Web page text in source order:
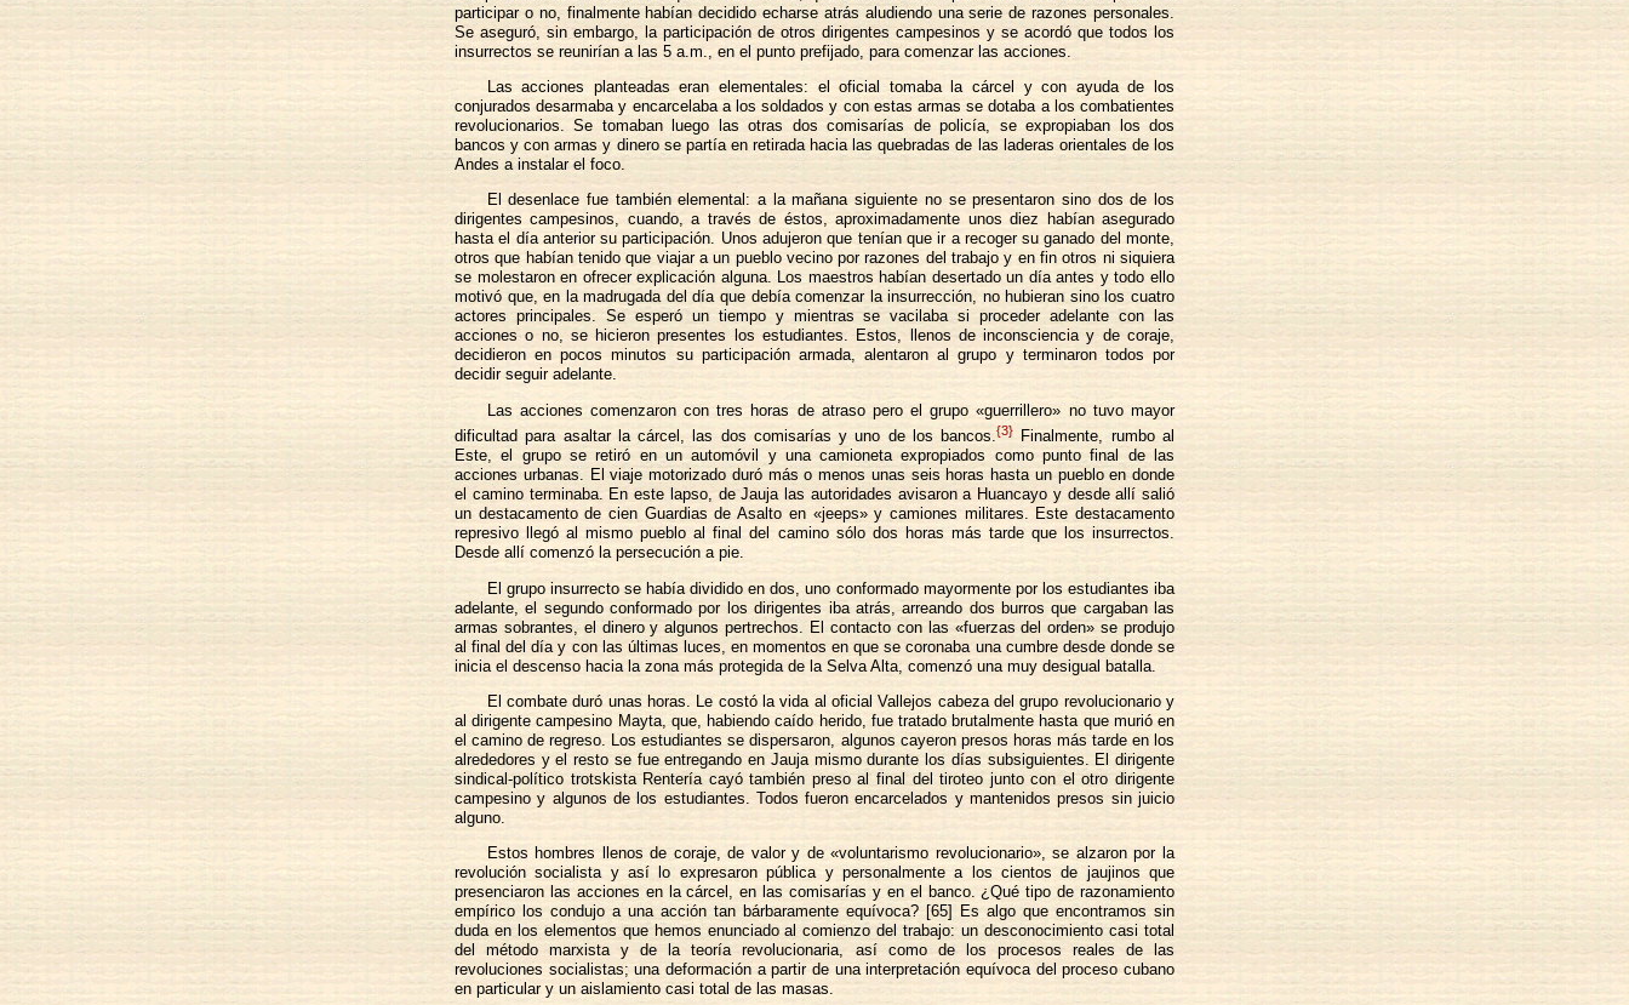
participar o no, finalmente habían decidido echarse atrás aludiendo una serie de razones personales.
Se aseguró, sin embargo, la participación de otros dirigentes campesinos y se acordó que todos los
insurrectos se reunirían a las 5 a.m., en el punto prefijado, para comenzar las acciones.
Las acciones planteadas eran elementales: el oficial tomaba la cárcel y con ayuda de los
conjurados desarmaba y encarcelaba a los soldados y con estas armas se dotaba a los combatientes
revolucionarios. Se tomaban luego las otras dos comisarías de policía, se expropiaban los dos
bancos y con armas y dinero se partía en retirada hacia las quebradas de las laderas orientales de los
Andes a instalar el foco.
El desenlace fue también elemental: a la mañana siguiente no se presentaron sino dos de los
dirigentes campesinos, cuando, a través de éstos, aproximadamente unos diez habían asegurado
hasta el día anterior su participación. Unos adujeron que tenían que ir a recoger su ganado del monte,
otros que habían tenido que viajar a un pueblo vecino por razones del trabajo y en fin otros ni siquiera
se molestaron en ofrecer explicación alguna. Los maestros habían desertado un día antes y todo ello
motivó que, en la madrugada del día que debía comenzar la insurrección, no hubieran sino los cuatro
actores principales. Se esperó un tiempo y mientras se vacilaba si proceder adelante con las
acciones o no, se hicieron presentes los estudiantes. Estos, llenos de inconsciencia y de coraje,
decidieron en pocos minutos su participación armada, alentaron al grupo y terminaron todos por
decidir seguir adelante.
Las acciones comenzaron con tres horas de atraso pero el grupo «guerrillero» no tuvo mayor
dificultad para asaltar la cárcel, las dos comisarías y uno de los bancos.{3}
Finalmente, rumbo al
Este, el grupo se retiró en un automóvil y una camioneta expropiados como punto final de las
acciones urbanas. El viaje motorizado duró más o menos unas seis horas hasta un pueblo en donde
el camino terminaba. En este lapso, de Jauja las autoridades avisaron a Huancayo y desde allí salió
un destacamento de cien Guardias de Asalto en «jeeps» y camiones militares. Este destacamento
represivo llegó al mismo pueblo al final del camino sólo dos horas más tarde que los insurrectos.
Desde allí comenzó la persecución a pie.
El grupo insurrecto se había dividido en dos, uno conformado mayormente por los estudiantes iba
adelante, el segundo conformado por los dirigentes iba atrás, arreando dos burros que cargaban las
armas sobrantes, el dinero y algunos pertrechos. El contacto con las «fuerzas del orden» se produjo
al final del día y con las últimas luces, en momentos en que se coronaba una cumbre desde donde se
inicia el descenso hacia la zona más protegida de la Selva Alta, comenzó una muy desigual batalla.
El combate duró unas horas. Le costó la vida al oficial Vallejos cabeza del grupo revolucionario y
al dirigente campesino Mayta, que, habiendo caído herido, fue tratado brutalmente hasta que murió en
el camino de regreso. Los estudiantes se dispersaron, algunos cayeron presos horas más tarde en los
alrededores y el resto se fue entregando en Jauja mismo durante los días subsiguientes. El dirigente
sindical-político trotskista Rentería cayó también preso al final del tiroteo junto con el otro dirigente
campesino y algunos de los estudiantes. Todos fueron encarcelados y mantenidos presos sin juicio
alguno.
Estos hombres llenos de coraje, de valor y de «voluntarismo revolucionario», se alzaron por la
revolución socialista y así lo expresaron pública y personalmente a los cientos de jaujinos que
presenciaron las acciones en la cárcel, en las comisarías y en el banco. ¿Qué tipo de razonamiento
empírico los condujo a una acción tan bárbaramente equívoca? [65] Es algo que encontramos sin
duda en los elementos que hemos enunciado al comienzo del trabajo: un desconocimiento casi total
del método marxista y de la teoría revolucionaria, así como de los procesos reales de las
revoluciones socialistas; una deformación a partir de una interpretación equívoca del proceso cubano
en particular y un aislamiento casi total de las masas.